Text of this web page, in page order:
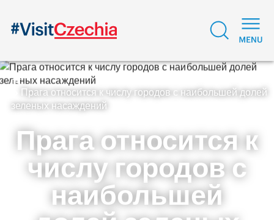
Прага относится к числу городов с наибольшей долей
зеленых насаждений
Прага относится к
числу городов с
наибольшей